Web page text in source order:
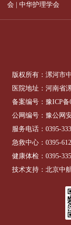
会
中华护理学会
版权所有：漯河市
医院地址：河南省
备案编号： 豫ICP备
公网编号： 豫公网
服务电话： 0395-
急救中心： 0395-
健康体检： 0395-
技术支持：北京中